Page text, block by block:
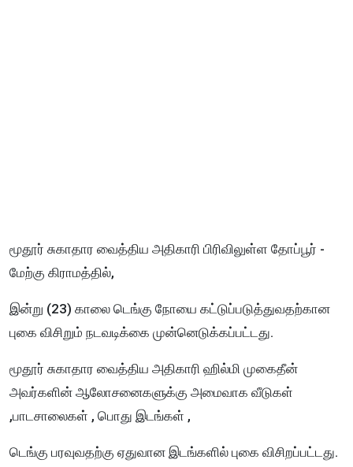
மூதூர் சுகாதார வைத்திய அதிகாரி பிரிவிலுள்ள தோப்பூர் -
மேற்கு கிராமத்தில்,
இன்று (23) காலை டெங்கு நோயை கட்டுப்படுத்துவதற்கான
புகை விசிறும் நடவடிக்கை முன்னெடுக்கப்பட்டது.
மூதூர் சுகாதார வைத்திய அதிகாரி ஹில்மி முகைதீன்
அவர்களின் ஆலோசனைகளுக்கு அமைவாக வீடுகள்
,பாடசாலைகள் , பொது இடங்கள் ,
டெங்கு பரவுவதற்கு ஏதுவான இடங்களில் புகை விசிறப்பட்டது.